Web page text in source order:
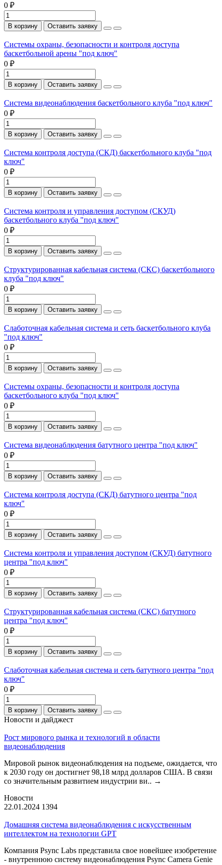
0 ₽
В корзину Оставить заявку
Системы охраны, безопасности и контроля доступа
баскетбольной арены "под ключ"
0 ₽
В корзину Оставить заявку
Система видеонаблюдения баскетбольного клуба "под ключ"
0 ₽
В корзину Оставить заявку
Система контроля доступа (СКД) баскетбольного клуба "под
ключ"
0 ₽
В корзину Оставить заявку
Система контроля и управления доступом (СКУД)
баскетбольного клуба "под ключ"
0 ₽
В корзину Оставить заявку
Структурированная кабельная система (СКС) баскетбольного
клуба "под ключ"
0 ₽
В корзину Оставить заявку
Слаботочная кабельная система и сеть баскетбольного клуба
"под ключ"
0 ₽
В корзину Оставить заявку
Системы охраны, безопасности и контроля доступа
баскетбольного клуба "под ключ"
0 ₽
В корзину Оставить заявку
Система видеонаблюдения батутного центра "под ключ"
0 ₽
В корзину Оставить заявку
Система контроля доступа (СКД) батутного центра "под
ключ"
0 ₽
В корзину Оставить заявку
Система контроля и управления доступом (СКУД) батутного
центра "под ключ"
0 ₽
В корзину Оставить заявку
Структурированная кабельная система (СКС) батутного
центра "под ключ"
0 ₽
В корзину Оставить заявку
Слаботочная кабельная система и сеть батутного центра "под
ключ"
0 ₽
В корзину Оставить заявку
Новости и дайджест
Рост мирового рынка и технологий в области
видеонаблюдения
Мировой рынок видеонаблюдения на подъеме, ожидается, что
к 2030 году он достигнет 98,18 млрд долларов США. В связи
со значительным развитием индустрии ви.. →
Новости
22.01.2024 1394
Домашняя система видеонаблюдения с искусственным
интеллектом на технологии GPT
Компания Psync Labs представила свое новейшее изобретение
- внутреннюю систему видеонаблюдения Psync Camera Genie